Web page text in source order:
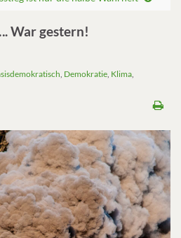
War gestern!
Demokratie Klima